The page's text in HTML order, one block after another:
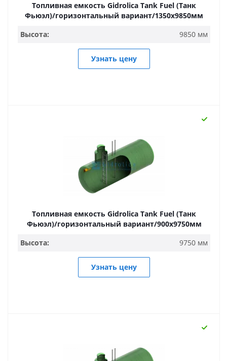
Топливная емкость Gidrolica Tank Fuel (Танк
Фьюэл)/горизонтальный вариант/1350х9850мм
Высота:
9850 мм
Узнать цену
Топливная емкость Gidrolica Tank Fuel (Танк
Фьюэл)/горизонтальный вариант/900х9750мм
Высота:
9750 мм
Узнать цену